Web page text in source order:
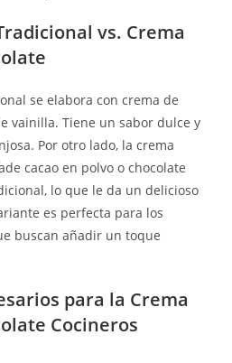
vs. Crema
se elabora con crema de
vainilla. Tiene un sabor dulce y
Por otro lado, la crema
cacao en polvo o chocolate
lo que le da un delicioso
es perfecta para los
buscan añadir un toque
para la Crema
Cocineros